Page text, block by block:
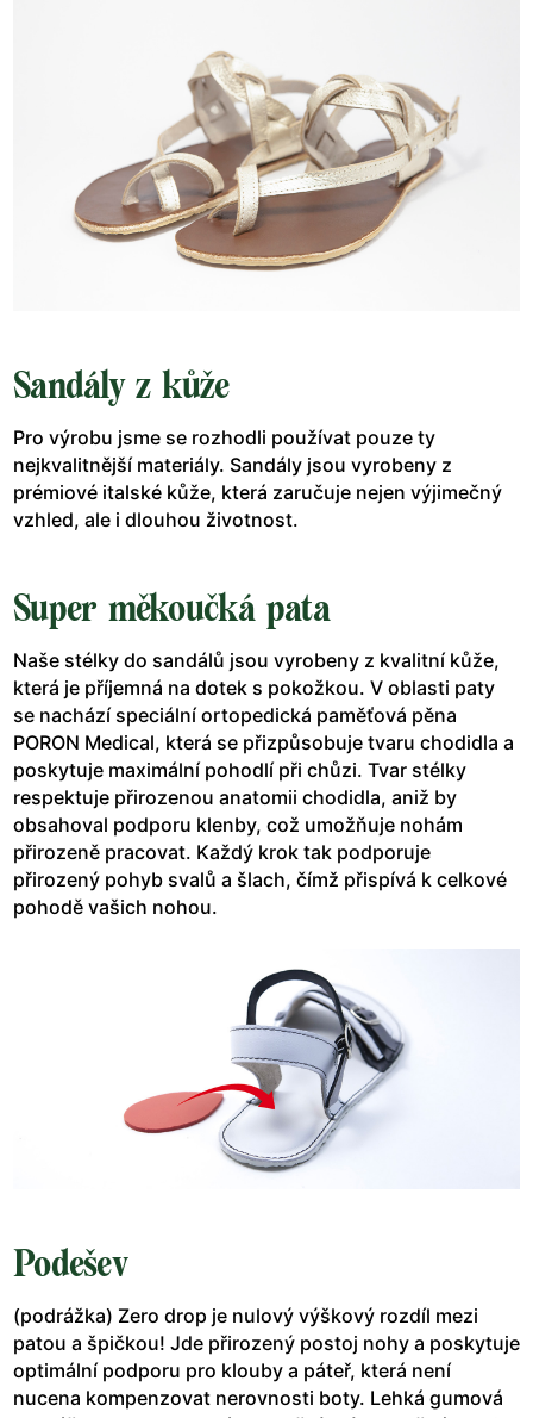
Sandály z kůže
Pro výrobu jsme se rozhodli používat pouze ty
nejkvalitnější materiály. Sandály jsou vyrobeny z
prémiové italské kůže, která zaručuje nejen výjimečný
vzhled, ale i dlouhou životnost.
Super měkoučká pata
Naše stélky do sandálů jsou vyrobeny z kvalitní kůže,
která je příjemná na dotek s pokožkou. V oblasti paty
se nachází speciální ortopedická paměťová pěna
PORON Medical, která se přizpůsobuje tvaru chodidla a
poskytuje maximální pohodlí při chůzi. Tvar stélky
respektuje přirozenou anatomii chodidla, aniž by
obsahoval podporu klenby, což umožňuje nohám
přirozeně pracovat. Každý krok tak podporuje
přirozený pohyb svalů a šlach, čímž přispívá k celkové
pohodě vašich nohou.
Podešev
(podrážka) Zero drop je nulový výškový rozdíl mezi
patou a špičkou! Jde přirozený postoj nohy a poskytuje
optimální podporu pro klouby a páteř, která není
nucena kompenzovat nerovnosti boty. Lehká gumová